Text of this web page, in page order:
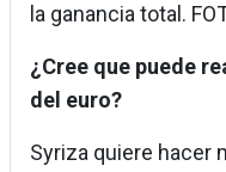
la ganancia total.
¿Cree que puede
del euro?
Syriza quiere hacer